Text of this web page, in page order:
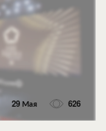
29 Мая 626